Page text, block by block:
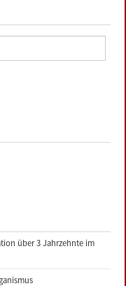
über 3 Jahrzehnte im